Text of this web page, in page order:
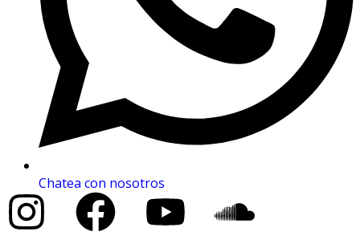
Chatea con nosotros